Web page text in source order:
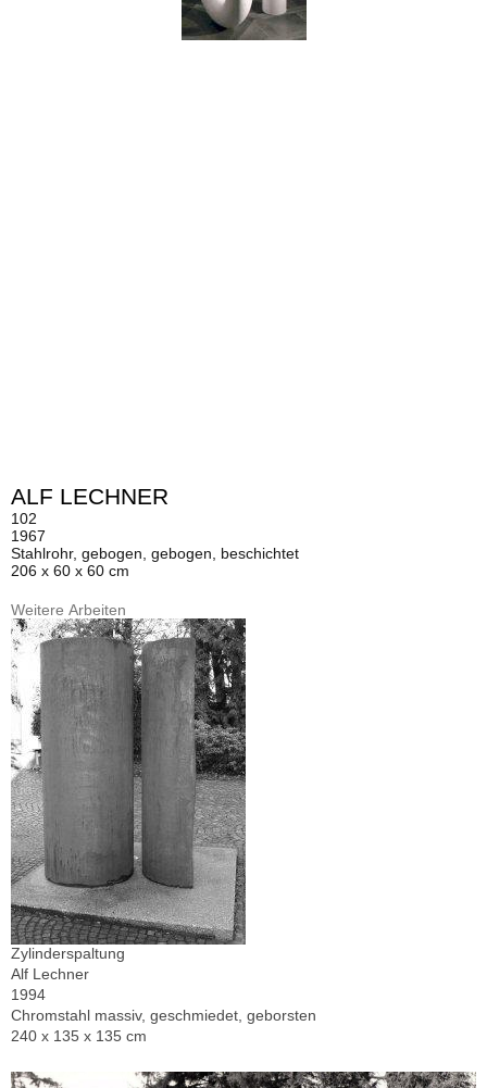
ALF LECHNER
102
1967
Stahlrohr, gebogen, gebogen, beschichtet
206 x 60 x 60 cm
Weitere Arbeiten
Zylinderspaltung
Alf Lechner
1994
Chromstahl massiv, geschmiedet, geborsten
240 x 135 x 135 cm